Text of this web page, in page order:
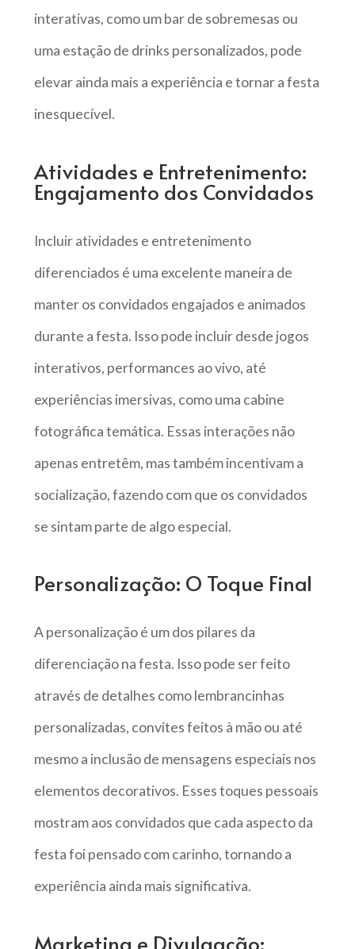
interativas, como um bar de sobremesas ou
uma estação de drinks personalizados, pode
elevar ainda mais a experiência e tornar a festa
inesquecível.
Atividades e Entretenimento:
Engajamento dos Convidados
Incluir atividades e entretenimento
diferenciados é uma excelente maneira de
manter os convidados engajados e animados
durante a festa. Isso pode incluir desde jogos
interativos, performances ao vivo, até
experiências imersivas, como uma cabine
fotográfica temática. Essas interações não
apenas entretêm, mas também incentivam a
socialização, fazendo com que os convidados
se sintam parte de algo especial.
Personalização: O Toque Final
A personalização é um dos pilares da
diferenciação na festa. Isso pode ser feito
através de detalhes como lembrancinhas
personalizadas, convites feitos à mão ou até
mesmo a inclusão de mensagens especiais nos
elementos decorativos. Esses toques pessoais
mostram aos convidados que cada aspecto da
festa foi pensado com carinho, tornando a
experiência ainda mais significativa.
Marketing e Divulgação: